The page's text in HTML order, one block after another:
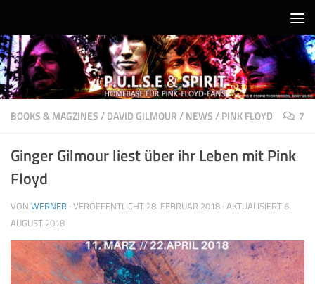
BOOKS & MAGZINES/DAVID GILMOUR/NEWS/PINK FLOYD 7
Ginger Gilmour liest über ihr Leben mit Pink
Floyd
VON WERNER · VERÖFFENTLICHT 28. FEBRUAR 2018 · AKTUALISIERT6.
AUGUST 2018